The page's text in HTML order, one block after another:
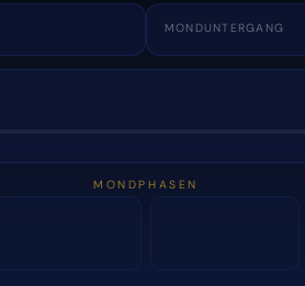
MONDUNTERGANG
MONDPHASEN